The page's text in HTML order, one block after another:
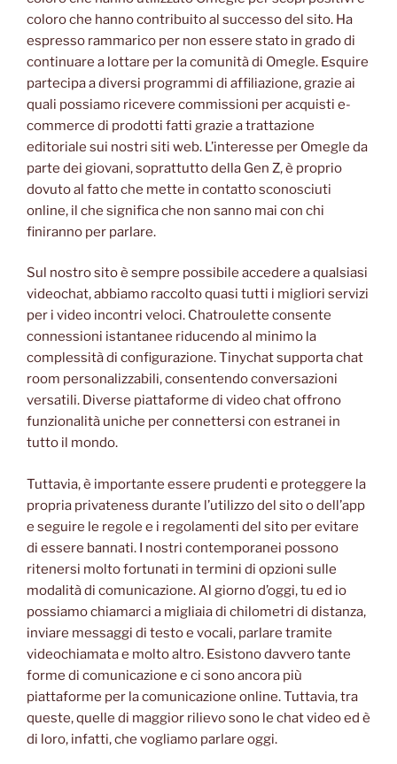
coloro che hanno contribuito al successo del sito. Ha
espresso rammarico per non essere stato in grado di
continuare a lottare per la comunità di Omegle. Esquire
partecipa a diversi programmi di affiliazione, grazie ai
quali possiamo ricevere commissioni per acquisti e-
commerce di prodotti fatti grazie a trattazione
editoriale sui nostri siti web. L’interesse per Omegle da
parte dei giovani, soprattutto della Gen Z, è proprio
dovuto al fatto che mette in contatto sconosciuti
online, il che significa che non sanno mai con chi
finiranno per parlare.
Sul nostro sito è sempre possibile accedere a qualsiasi
videochat, abbiamo raccolto quasi tutti i migliori servizi
per i video incontri veloci. Chatroulette consente
connessioni istantanee riducendo al minimo la
complessità di configurazione. Tinychat supporta chat
room personalizzabili, consentendo conversazioni
versatili. Diverse piattaforme di video chat offrono
funzionalità uniche per connettersi con estranei in
tutto il mondo.
Tuttavia, è importante essere prudenti e proteggere la
propria privateness durante l’utilizzo del sito o dell’app
e seguire le regole e i regolamenti del sito per evitare
di essere bannati. I nostri contemporanei possono
ritenersi molto fortunati in termini di opzioni sulle
modalità di comunicazione. Al giorno d’oggi, tu ed io
possiamo chiamarci a migliaia di chilometri di distanza,
inviare messaggi di testo e vocali, parlare tramite
videochiamata e molto altro. Esistono davvero tante
forme di comunicazione e ci sono ancora più
piattaforme per la comunicazione online. Tuttavia, tra
queste, quelle di maggior rilievo sono le chat video ed è
di loro, infatti, che vogliamo parlare oggi.